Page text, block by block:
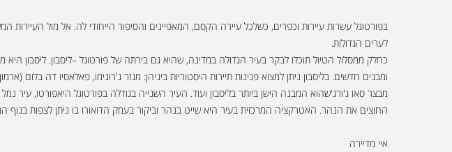
בפורטוגל עשרות עיירות וכפרים, כשלכל עיירה הקסם, המאפיינים והסיפור הייחודי לה. אל מול
לערים הגדולות.
כחלק ממסלול הטיול תוכלו לבקר בעיר הגדולה במדינה, שהיא גם בירתה של פורטוגל –ליסבון. ליסבון
מבצר סאו ג'ורג'שהוא המבנה הישן ביותר בליסבון ועוד. העיר השנייה בגודלה בפורטוגל היאפורטו,
החוצים את הנהר. האטרקציה המרכזית בעיר היא שייט בנהר וביקור בעמק הדואורו בו ניתן לצפות
איי מדיירה